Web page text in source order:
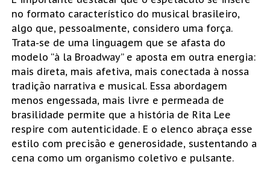
no formato característico do musical brasileiro,
algo que, pessoalmente, considero uma força.
Trata-se de uma linguagem que se afasta do
modelo “à la Broadway” e aposta em outra energia:
mais direta, mais afetiva, mais conectada à nossa
tradição narrativa e musical. Essa abordagem
menos engessada, mais livre e permeada de
brasilidade permite que a história de Rita Lee
respire com autenticidade. E o elenco abraça esse
estilo com precisão e generosidade, sustentando a
cena como um organismo coletivo e pulsante.